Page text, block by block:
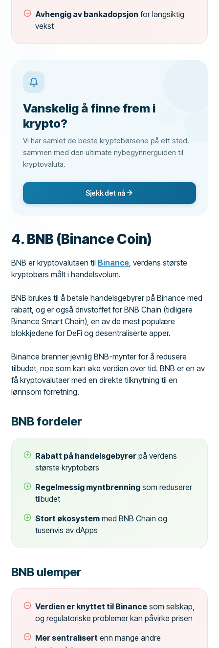
Avhengig av bankadopsjon for langsiktig
vekst
Vanskelig å finne frem i
krypto?
Vi har samlet de beste kryptobørsene på ett sted,
sammen med den ultimate nybegynnerguiden til
kryptovaluta.
Sjekk det nå
4. BNB (Binance Coin)
BNB er kryptovalutaen til Binance , verdens største
kryptobørs målt i handelsvolum.
BNB brukes til å betale handelsgebyrer på Binance med
rabatt, og er også drivstoffet for BNB Chain (tidligere
Binance Smart Chain), en av de mest populære
blokkjedene for DeFi og desentraliserte apper.
Binance brenner jevnlig BNB-mynter for å redusere
tilbudet, noe som kan øke verdien over tid. BNB er en av
få kryptovalutaer med en direkte tilknytning til en
lønnsom forretning.
BNB fordeler
Rabatt på handelsgebyrer på verdens
største kryptobørs
Regelmessig myntbrenning som reduserer
tilbudet
Stort økosystem med BNB Chain og
tusenvis av dApps
BNB ulemper
Verdien er knyttet til Binance som selskap,
og regulatoriske problemer kan påvirke prisen
Mer sentralisert enn mange andre